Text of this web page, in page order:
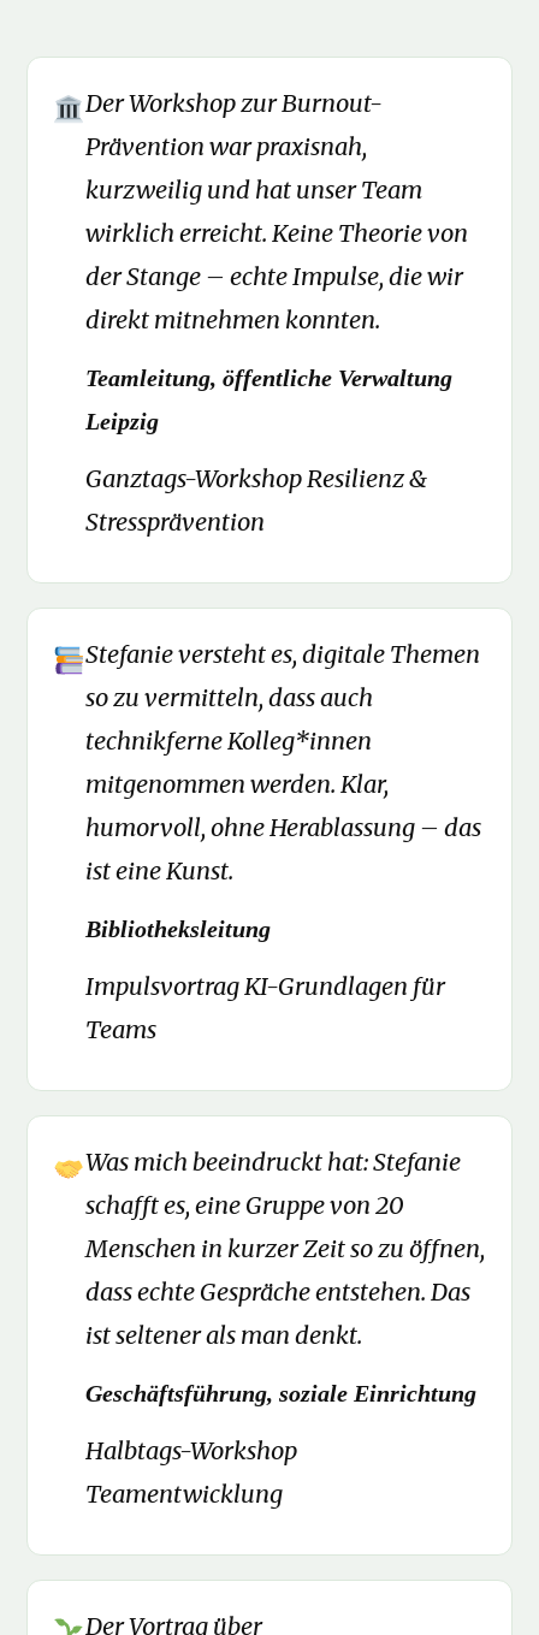
Der Workshop zur Burnout-
Prävention war praxisnah,
kurzweilig und hat unser Team
wirklich erreicht. Keine Theorie von
der Stange – echte Impulse, die wir
direkt mitnehmen konnten.
Teamleitung, öffentliche Verwaltung
Leipzig
Ganztags-Workshop Resilienz &
Stressprävention
Stefanie versteht es, digitale Themen
so zu vermitteln, dass auch
technikferne Kolleg*innen
mitgenommen werden. Klar,
humorvoll, ohne Herablassung – das
ist eine Kunst.
Bibliotheksleitung
Impulsvortrag KI-Grundlagen für
Teams
Was mich beeindruckt hat: Stefanie
schafft es, eine Gruppe von 20
Menschen in kurzer Zeit so zu öffnen,
dass echte Gespräche entstehen. Das
ist seltener als man denkt.
Geschäftsführung, soziale Einrichtung
Halbtags-Workshop
Teamentwicklung
Der Vortrag über